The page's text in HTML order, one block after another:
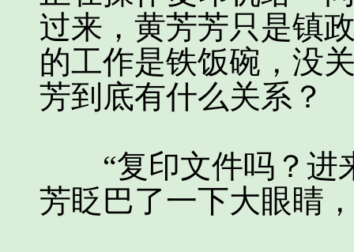
过来，黄芳芳只是镇
的工作是铁饭碗，没
芳到底有什么关系？
“复印文件吗？进
芳眨巴了一下大眼睛